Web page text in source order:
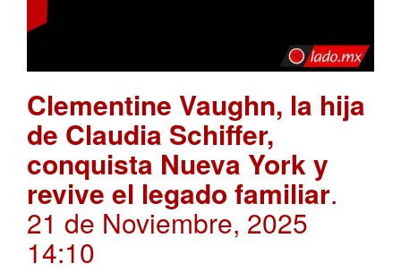
Clementine Vaughn, la hija
de Claudia Schiffer,
conquista Nueva York y
revive el legado familiar.
21 de Noviembre, 2025
14:10